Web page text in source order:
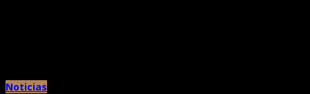
Noticias